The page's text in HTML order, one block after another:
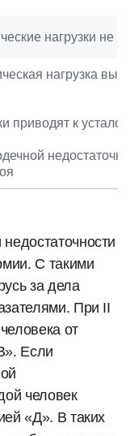
нагрузки не
нагрузка
приводят к
С такими
за дела
При II
от
Если
человек
«Д». В таких